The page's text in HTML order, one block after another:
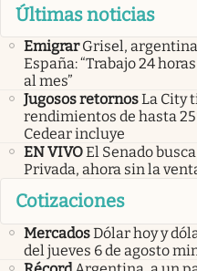
Últimas noticias
Emigrar Grisel,
España: “Trabajo 24
al mes”
Jugosos retornosLa City
rendimientos de hasta
Cedear incluye
EN VIVOEl Senado
Privada, ahora sin la
Cotizaciones
MercadosDólar hoy y
del jueves 6 de agosto